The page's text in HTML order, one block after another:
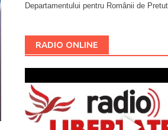
Departamentului pentru Românii de
RADIO ONLINE